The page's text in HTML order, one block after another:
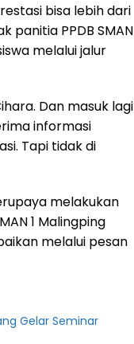
bisa lebih dari
panitia PPDB SMAN
melalui jalur
Dan masuk lagi
informasi
Tapi tidak di
melakukan
1 Malingping
melalui pesan
Gelar Seminar